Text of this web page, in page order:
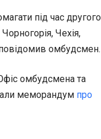
під час другого
Чехія,
повідомив омбудсмен.
омбудсмена та
меморандум про